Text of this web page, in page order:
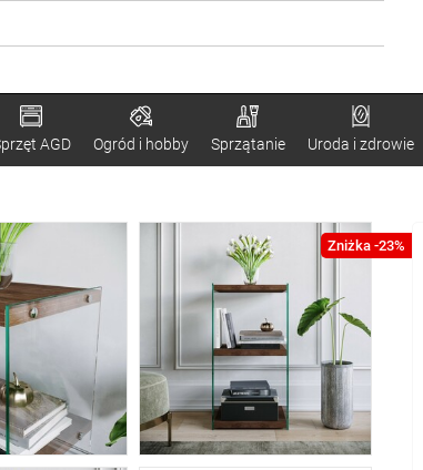
AGD Ogród i hobby Sprzątanie Uroda i zdrowie
Zniżka -23%